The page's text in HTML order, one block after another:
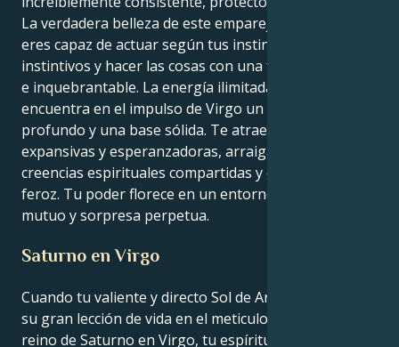
La verdadera belleza de este emparejamiento es que
eres capaz de actuar según tus instintos más
instintivos y hacer las cosas con una fuerza tranquila
e inquebrantable. La energía ilimitada de Aries
encuentra en el impulso de Virgo un propósito
profundo y una base sólida. Te atraen las relaciones
expansivas y esperanzadoras, arraigadas en
creencias espirituales compartidas y en una lealtad
feroz. Tu poder florece en un entorno de respeto
mutuo y sorpresa perpetua.
Saturno en Virgo
Cuando tu valiente y directo Sol de Aries encuentra
su gran lección de vida en el meticuloso y analítico
reino de Saturno en Virgo, tu espíritu pionero se